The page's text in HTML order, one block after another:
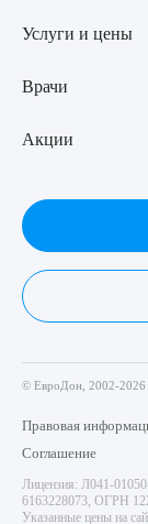
Услуги и цены
Врачи
Акции
© ЕвроДон, 2002-2026
Правовая
Соглашение
Лицензия: Л041-
6163228073, ОГРН
Указанные цены на